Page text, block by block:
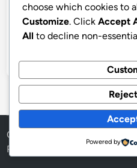
TẢN MẠN
Tiền Điện Tử
Copyright © 2026
Powered by
and
choose which cookies to
Customize. Click Accept
All to decline non-
Powered by